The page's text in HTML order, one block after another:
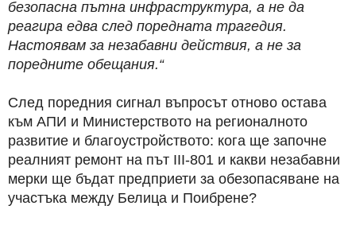
безопасна пътна инфраструктура, а не да
реагира едва след поредната трагедия.
Настоявам за незабавни действия, а не за
поредните обещания.“
След поредния сигнал въпросът отново остава
към АПИ и Министерството на регионалното
развитие и благоустройството: кога ще започне
реалният ремонт на път III-801 и какви незабавни
мерки ще бъдат предприети за обезопасяване на
участъка между Белица и Поибрене?